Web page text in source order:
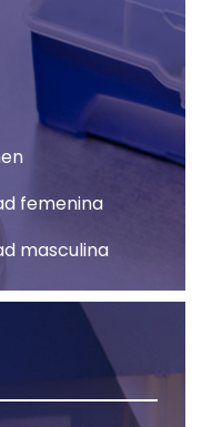
femenina
masculina